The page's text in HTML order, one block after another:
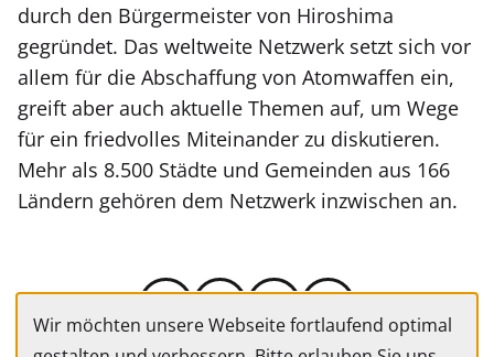
durch den Bürgermeister von Hiroshima
gegründet. Das weltweite Netzwerk setzt sich vor
allem für die Abschaffung von Atomwaffen ein,
greift aber auch aktuelle Themen auf, um Wege
für ein friedvolles Miteinander zu diskutieren.
Mehr als 8.500 Städte und Gemeinden aus 166
Ländern gehören dem Netzwerk inzwischen an.
Wir möchten unsere Webseite fortlaufend optimal